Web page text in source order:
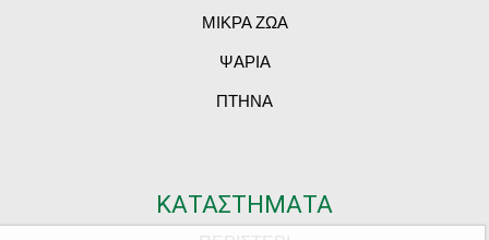
ΜΙΚΡΑ ΖΩΑ
ΨΑΡΙΑ
ΠΤΗΝΑ
ΚΑΤΑΣΤΗΜΑΤΑ